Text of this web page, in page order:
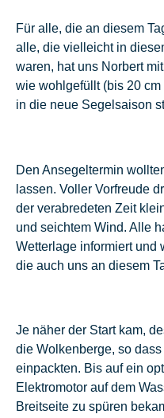
Für alle, die an diesem
alle, die vielleicht in
waren, hat uns Norbert
wie wohlgefüllt (bis 20
in die neue Segelsaison
Den Ansegeltermin
lassen. Voller Vorfreude
der verabredeten Zeit
und seichtem Wind. Alle
Wetterlage informiert und
die auch uns an diesem
Je näher der Start kam,
die Wolkenberge, so
einpackten. Bis auf ein
Elektromotor auf dem
Breitseite zu spüren